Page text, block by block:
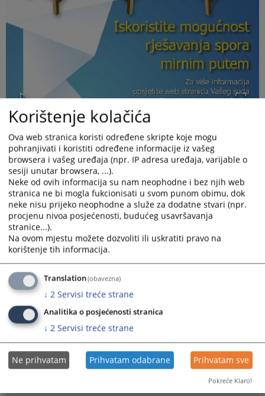
Obavještava se stanovništvo da će se u prvostupanjskom i
drugostupanjskom sudu Kantona 10 provoditi „Tjedni sudske nagodbe“.
Cilj je da se strankamaukaže na mogućnost sklapanja sudske nagodbe
te da se stranke što aktivnije upute da riješe svoje predmete na ovaj
način. Period provedbe ove aktivnosti je od 15. do 26. svibnja 2023.
Prikazana vijest je na: Hrvatski jezik
Linkovi
Smjernice za sklapanje sudske nagodbe - za stranke
Korištenje kolačića
Ova web stranica koristi određene skripte koje mogu
pohranjivati i koristiti određene informacije iz vašeg
browsera i vašeg uređaja (npr. IP adresa uređaja, varijable o
sesiji unutar browsera, ...).
Neke od ovih informacija su nam neophodne i bez njih web
stranica ne bi mogla fukcionisati u svom punom obimu, dok
neke nisu prijeko neophodne a služe za dodatne stvari (npr.
procjenu nivoa posjećenosti, budućeg usavršavanja
stranice...).
Na ovom mjestu možete dozvoliti ili uskratiti pravo na
korištenje tih informacija.
Translation(obavezna)
↓ 2 Servisi treće strane
Analitika o posjećenosti stranica
↓ 2 Servisi treće strane
Ne prihvatam Prihvatam odabrane Prihvatam sve
Pokreće Klaro!